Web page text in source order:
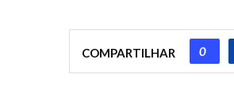
COMPARTILHAR 0